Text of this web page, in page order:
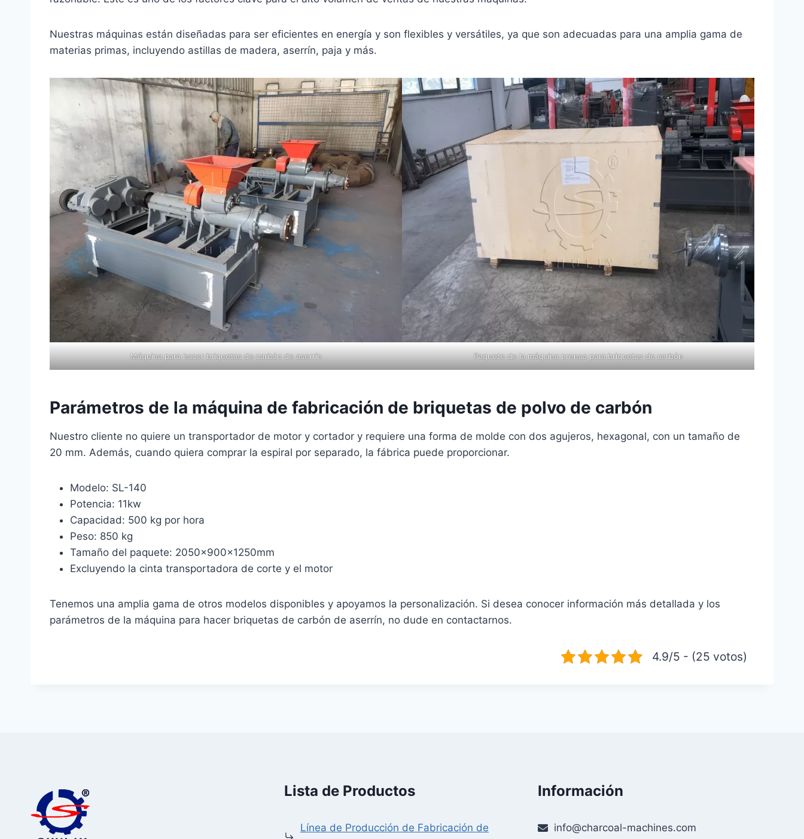
Nuestras máquinas están diseñadas para ser eficientes en energía y son flexibles y versátiles, ya que son adecuadas para una amplia gama de
materias primas, incluyendo astillas de madera, aserrín, paja y más.
Máquina para hacer briquetas de carbón de aserrín Paquete de la máquina prensa para briquetas de carbón
Parámetros de la máquina de fabricación de briquetas de polvo de carbón
Nuestro cliente no quiere un transportador de motor y cortador y requiere una forma de molde con dos agujeros, hexagonal, con un tamaño de
20 mm. Además, cuando quiera comprar la espiral por separado, la fábrica puede proporcionar.
Modelo: SL-140
Potencia: 11kw
Capacidad: 500 kg por hora
Peso: 850 kg
Tamaño del paquete: 2050x900x1250mm
Excluyendo la cinta transportadora de corte y el motor
Tenemos una amplia gama de otros modelos disponibles y apoyamos la personalización. Si desea conocer información más detallada y los
parámetros de la máquina para hacer briquetas de carbón de aserrín, no dude en contactarnos.
4.9/5 - (25 votos)
Lista de Productos
Línea de Producción de Fabricación de
Información
info@charcoal-machines.com